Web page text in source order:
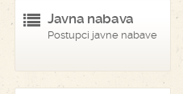
Javna nabava
Postupci javne nabave